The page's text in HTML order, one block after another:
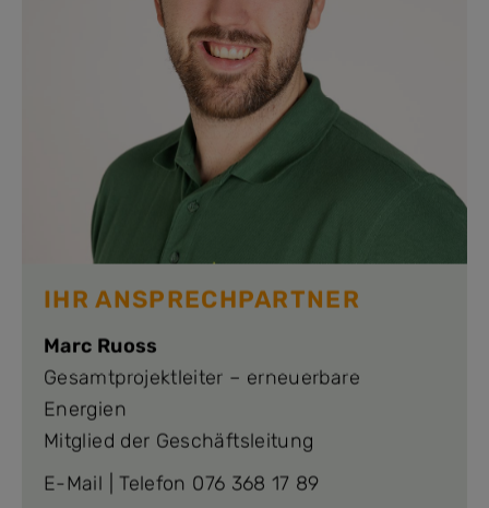
IHR ANSPRECHPARTNER
Marc Ruoss
Gesamtprojektleiter – erneuerbare
Energien
Mitglied der Geschäftsleitung
E-Mail |Telefon 076 368 17 89